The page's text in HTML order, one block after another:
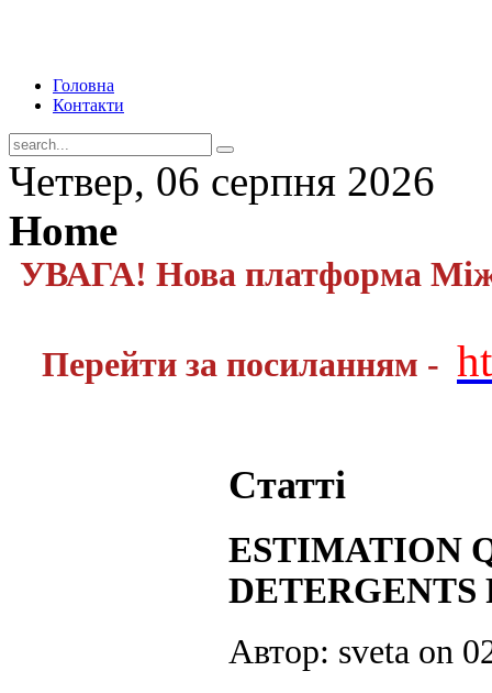
Головна
Контакти
Четвер, 06 серпня 2026
Home
УВАГА! Нова платформа
Перейти за посиланням -
Статті
ESTIMATION
DETERGENTS
Автор: sveta on